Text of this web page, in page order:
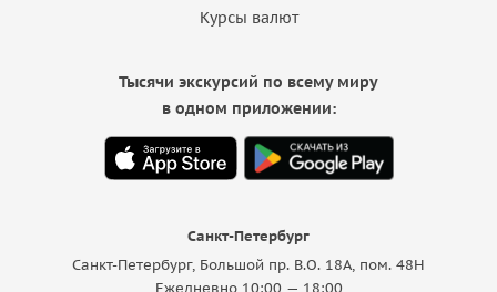
Курсы валют
Санкт-Петербург
Санкт-Петербург, Большой пр. В.О. 18A, пом. 48Н
Ежедневно 10:00 — 18:00
Тысячи экскурсий по всему миру
в одном приложении: